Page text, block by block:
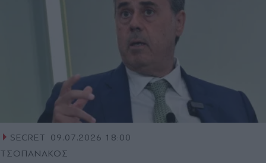
SECRET
09.07.2026 18:00
ΤΣΟΠΑΝΑΚΟΣ